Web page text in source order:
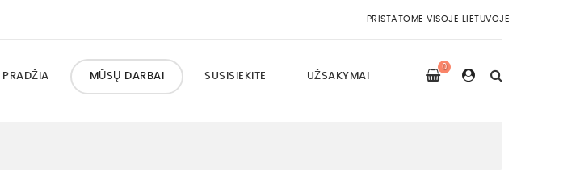
PRISTATOME VISOJE LIETUVOJE
PRADŽIA MŪSŲ DARBAI SUSISIEKITE UŽSAKYMAI
0